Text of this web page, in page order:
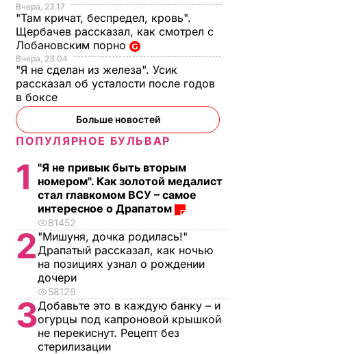
Вчера, 23.17
"Там кричат, беспредел, кровь".
Щербачев рассказал, как смотрел с
Лобановским порно
Вчера, 23.04
"Я не сделан из железа". Усик
рассказал об усталости после годов
в боксе
Больше новостей
ПОПУЛЯРНОЕ БУЛЬВАР
1
"Я не привык быть вторым
номером". Как золотой медалист
стал главкомом ВСУ – самое
интересное о Драпатом
81452
2 "Мишуня, дочка родилась!"
Драпатый рассказал, как ночью
на позициях узнал о рождении
дочери
58129
3Добавьте это в каждую банку – и
огурцы под капроновой крышкой
не перекиснут. Рецепт без
стерилизации